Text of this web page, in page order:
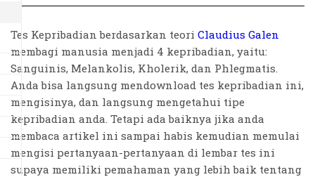
Tes Kepribadian berdasarkan teori Claudius Galen
membagi manusia menjadi 4 kepribadian, yaitu:
Sanguinis, Melankolis, Kholerik, dan Phlegmatis.
Anda bisa langsung mendownload tes kepribadian ini,
mengisinya, dan langsung mengetahui tipe
kepribadian anda. Tetapi ada baiknya jika anda
membaca artikel ini sampai habis kemudian memulai
mengisi pertanyaan-pertanyaan di lembar tes ini
supaya memiliki pemahaman yang lebih baik tentang